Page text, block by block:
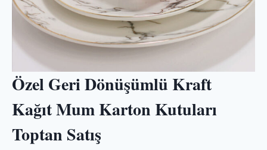
Özel Geri Dönüşümlü Kraft
Kağıt Mum Karton Kutuları
Toptan Satış